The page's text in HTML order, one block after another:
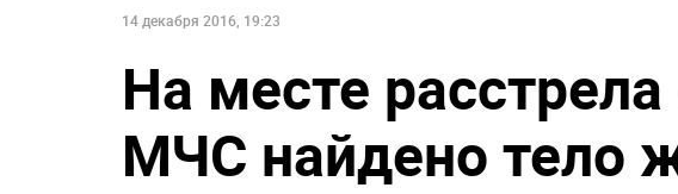
14 декабря 2016, 19:23
На месте
МЧС найдено тело